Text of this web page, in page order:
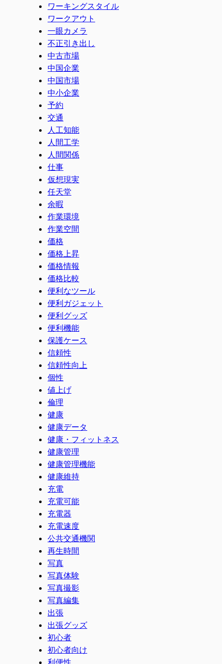
ワーキングスタイル
ワークアウト
一眼カメラ
不正引き出し
中古市場
中国企業
中国市場
中小企業
予約
交通
人工知能
人間工学
人間関係
仕事
仮想現実
任天堂
余暇
作業環境
作業空間
価格
価格上昇
価格情報
価格比較
便利なツール
便利ガジェット
便利グッズ
便利機能
保護ケース
信頼性
信頼性向上
個性
値上げ
倫理
健康
健康データ
健康・フィットネス
健康管理
健康管理機能
健康維持
充電
充電可能
充電器
充電速度
公共交通機関
再生時間
写真
写真体験
写真撮影
写真編集
出張
出張グッズ
初心者
初心者向け
利便性